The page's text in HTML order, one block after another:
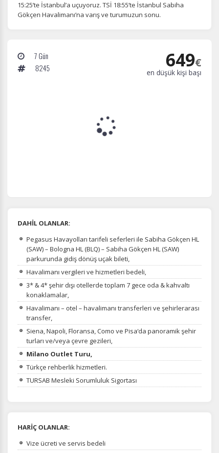
15:25’te İstanbul’a uçuyoruz. TSİ 18:55’te İstanbul Sabiha
Gökçen Havalimanı’na varış ve turumuzun sonu.
7 Gün
8245
649€
en düşük kişi başı
DAHİL OLANLAR:
Pegasus Havayolları tarifeli seferleri ile Sabiha Gökçen HL
(SAW) – Bologna HL (BLQ) – Sabiha Gökçen HL (SAW)
parkurunda gidiş dönüş uçak bileti,
Havalimanı vergileri ve hizmetleri bedeli,
3* & 4* şehir dışı otellerde toplam 7 gece oda & kahvaltı
konaklamalar,
Havalimanı – otel – havalimanı transferleri ve şehirlerarası
transfer,
Siena, Napoli, Floransa, Como ve Pisa‘da panoramik şehir
turları ve/veya çevre gezileri,
Milano Outlet Turu,
Türkçe rehberlik hizmetleri.
TURSAB Mesleki Sorumluluk Sigortası
HARİÇ OLANLAR:
Vize ücreti ve servis bedeli